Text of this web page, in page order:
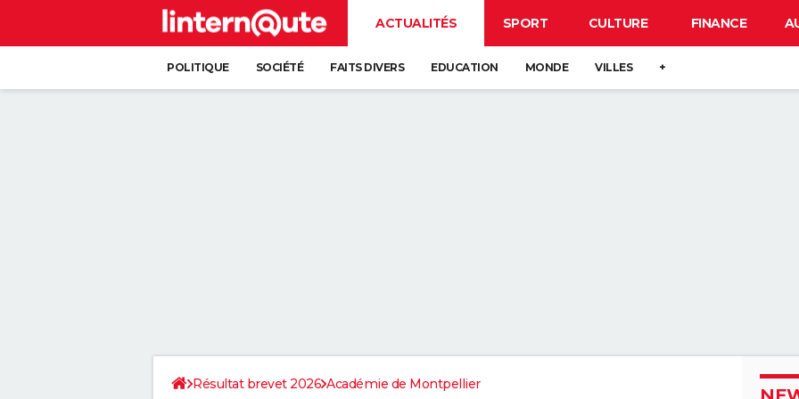
ACTUALITÉS SPORT CULTURE FINANCE
POLITIQUE SOCIÉTÉ FAITS DIVERS EDUCATION MONDE VILLES +
Résultat brevet 2026 Académie de Montpellier